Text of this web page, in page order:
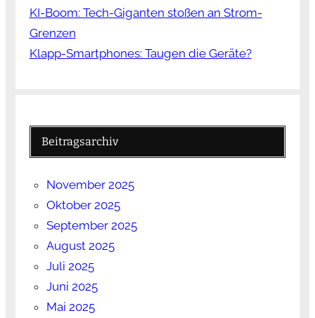
KI-Boom: Tech-Giganten stoßen an Strom-
Grenzen
Klapp-Smartphones: Taugen die Geräte?
Beitragsarchiv
November 2025
Oktober 2025
September 2025
August 2025
Juli 2025
Juni 2025
Mai 2025